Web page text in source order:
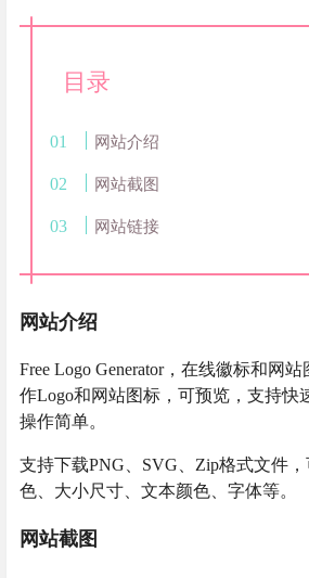
目录
网站介绍
网站截图
网站链接
网站介绍
Free Logo Generator，在线徽标和网
作Logo和网站图标，可预览，支持快
操作简单。
支持下载PNG、SVG、Zip格式文件
色、大小尺寸、文本颜色、字体等。
网站截图